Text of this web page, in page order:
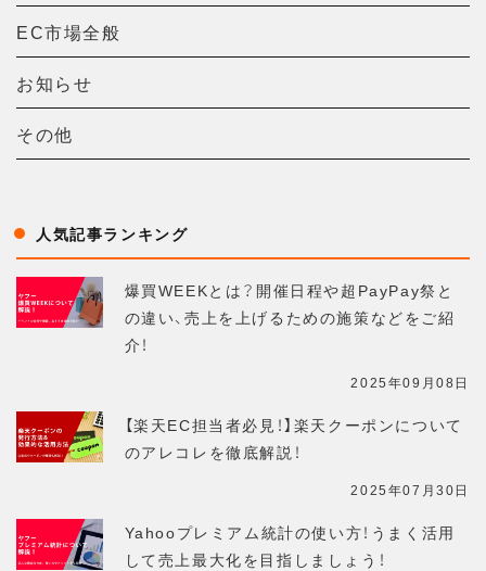
EC市場全般
お知らせ
その他
人気記事ランキング
爆買WEEKとは？開催日程や超PayPay祭と
の違い、売上を上げるための施策などをご紹
介！
2025年09月08日
【楽天EC担当者必見！】楽天クーポンについて
のアレコレを徹底解説！
2025年07月30日
Yahooプレミアム統計の使い方！うまく活用
して売上最大化を目指しましょう！